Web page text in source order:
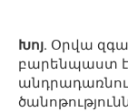
Խոյ. Օրվա
բարենպաստ է,